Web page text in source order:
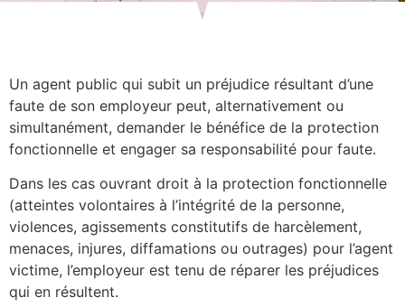
Un agent public qui subit un préjudice résultant d’une
faute de son employeur peut, alternativement ou
simultanément, demander le bénéfice de la protection
fonctionnelle et engager sa responsabilité pour faute.
Dans les cas ouvrant droit à la protection fonctionnelle
(atteintes volontaires à l’intégrité de la personne,
violences, agissements constitutifs de harcèlement,
menaces, injures, diffamations ou outrages) pour l’agent
victime, l’employeur est tenu de réparer les préjudices
qui en résultent.